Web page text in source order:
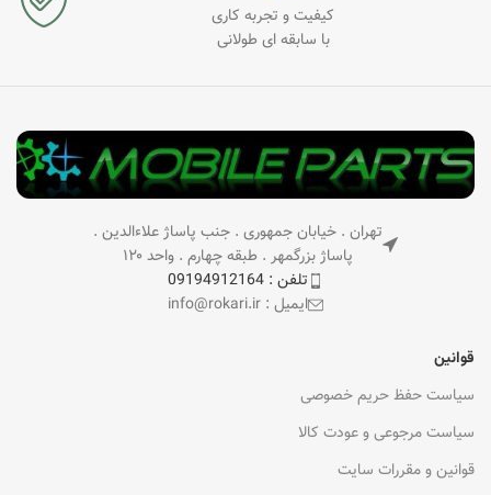
کیفیت و تجربه کاری
با سابقه ای طولانی
تهران . خیابان جمهوری . جنب پاساژ علاءالدین .
پاساژ بزرگمهر . طبقه چهارم . واحد ۱۲۰
تلفن : 09194912164
ایمیل : info@rokari.ir
قوانین
سیاست حفظ حریم خصوصی
سیاست مرجوعی و عودت کالا
قوانین و مقررات سایت